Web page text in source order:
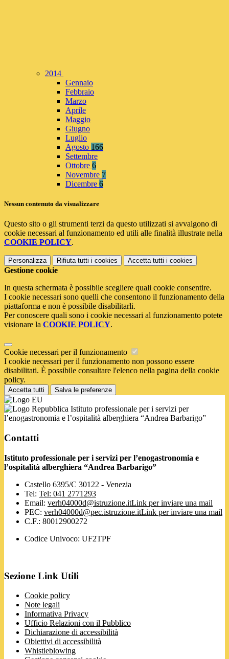
2014
Gennaio
Febbraio
Marzo
Aprile
Maggio
Giugno
Luglio
Agosto 166
Settembre
Ottobre 6
Novembre 7
Dicembre 6
Nessun contenuto da visualizzare
Questo sito o gli strumenti terzi da questo utilizzati si avvalgono di
cookie necessari al funzionamento ed utili alle finalità illustrate nella
COOKIE POLICY.
Personalizza Rifiuta tutti i cookies Accetta tutti i cookies
Gestione cookie
In questa schermata è possibile scegliere quali cookie consentire.
I cookie necessari sono quelli che consentono il funzionamento della
piattaforma e non è possibile disabilitarli.
Per conoscere quali sono i cookie necessari al funzionamento potete
visionare la COOKIE POLICY.
Cookie necessari per il funzionamento
I cookie necessari per il funzionamento non possono essere
disabilitati. È possibile consultare l'elenco nella pagina della cookie
policy.
Accetta tutti Salva le preferenze
Istituto professionale per i servizi per
l’enogastronomia e l’ospitalità alberghiera “Andrea Barbarigo”
Contatti
Istituto professionale per i servizi per l’enogastronomia e
l’ospitalità alberghiera “Andrea Barbarigo”
Castello 6395/C 30122 - Venezia
Tel: Tel: 041 2771293
Email: verh04000d@istruzione.itLink per inviare una mail
PEC: verh04000d@pec.istruzione.itLink per inviare una mail
C.F.: 80012900272
Codice Univoco: UF2TPF
Sezione Link Utili
Cookie policy
Note legali
Informativa Privacy
Ufficio Relazioni con il Pubblico
Dichiarazione di accessibilità
Obiettivi di accessibilità
Whistleblowing